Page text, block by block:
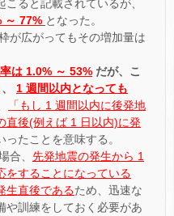
こると記載されているが、
～ 77% となった。
が広がってもその増加量は
は 1.0% ～ 53% だが、こ
、 1 週間以内となっても
「もし 1 週間以内に後発地
直後(例えば 1 日以内)に発
ったことを意味する。
合、 先発地震の発生から 1
をすることになっている
生直後であるため、迅速な
や訓練をしておく必要があ